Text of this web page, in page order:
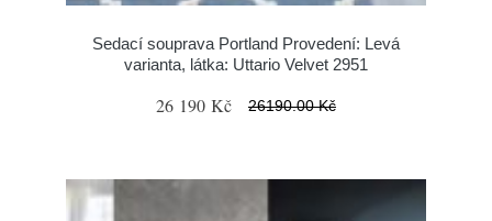
Sedací souprava Portland Provedení: Levá
varianta, látka: Uttario Velvet 2951
26 190 Kč 26190.00 Kč